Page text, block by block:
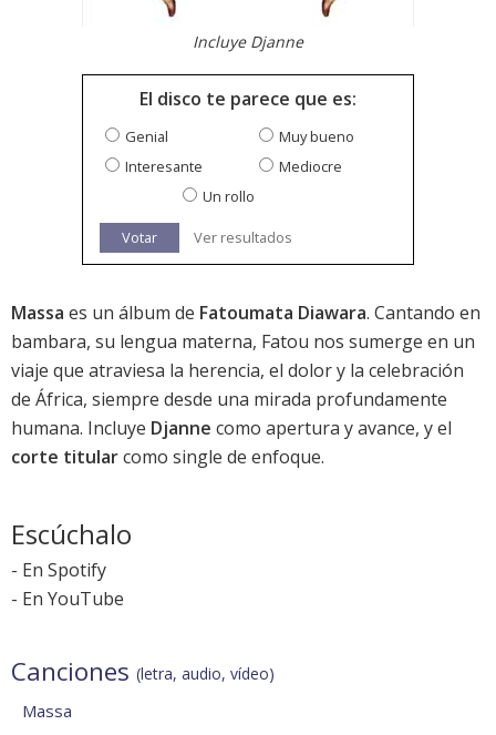
Incluye Djanne
El disco te parece que es:
Genial
Muy bueno
Interesante
Mediocre
Un rollo
Votar Ver resultados
Massa es un álbum de Fatoumata Diawara. Cantando en
bambara, su lengua materna, Fatou nos sumerge en un
viaje que atraviesa la herencia, el dolor y la celebración
de África, siempre desde una mirada profundamente
humana. Incluye Djanne como apertura y avance, y el
corte titularcomo single de enfoque.
Escúchalo
- En Spotify
- En YouTube
Canciones (letra, audio, vídeo)
Massa